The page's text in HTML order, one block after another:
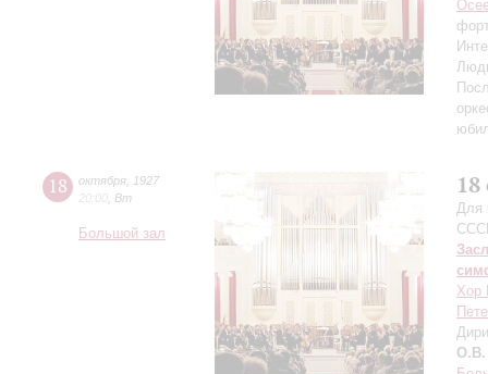
18 октября
1927
20:00 Вт
Большой зал
18
Для
Хор
О.В.